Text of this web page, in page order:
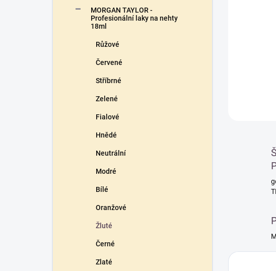
MORGAN TAYLOR -
Profesionální laky na nehty
18ml
Růžové
Červené
Stříbrné
Zelené
Fialové
Hnědé
Neutrální
Modré
Bílé
Oranžové
Žluté
Černé
Zlaté